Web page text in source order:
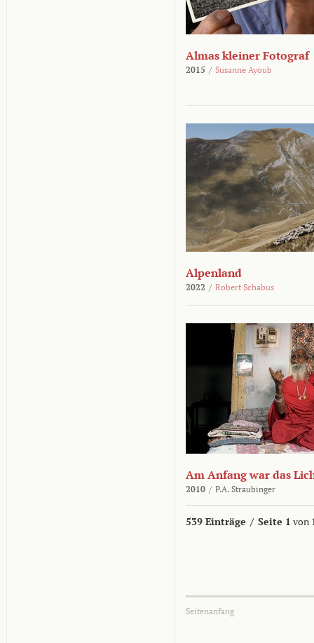
Almas kleiner Fotograf
2015 / Susanne Ayoub
Alpenland
2022 / Robert Schabus
Am Anfang war das
2010 / P.A. Straubinger
539 Einträge / Seite 1 von
Seitenanfang